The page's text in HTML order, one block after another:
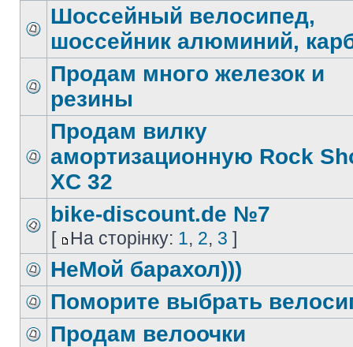
Шоссейный велосипед,
шоссейник алюминий,
Продам много железок и
резины
Продам вилку
амортизационную Rock
XC 32
bike-discount.de №7
[ На сторінку: 1, 2, 3 ]
НеМой барахол)))
Поморите выбрать
Продам велоочки